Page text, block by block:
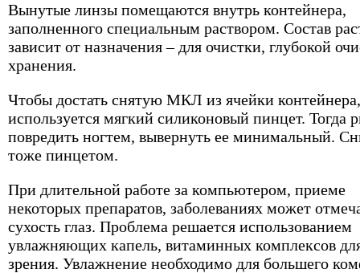
Вынутые линзы помещаются внутрь контейнера,
заполненного специальным раствором. Состав
зависит от назначения – для очистки, глубокой
хранения.
Чтобы достать снятую МКЛ из ячейки контейнера,
используется мягкий силиконовый пинцет. Тогда
повредить ногтем, вывернуть ее минимальный.
тоже пинцетом.
При длительной работе за компьютером, приеме
некоторых препаратов, заболеваниях может
сухость глаз. Проблема решается использованием
увлажняющих капель, витаминных комплексов
зрения. Увлажнение необходимо для большего